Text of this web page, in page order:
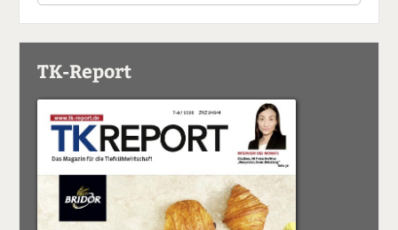
TK-Report